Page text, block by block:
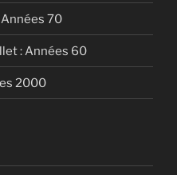
Années 70
: Années 60
2000